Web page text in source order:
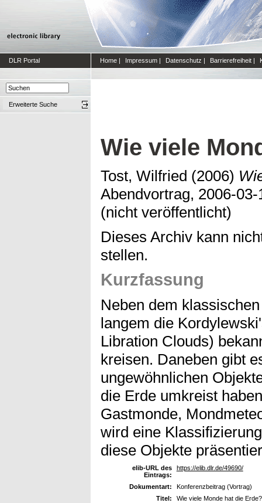
DLR Portal Home | Impressum | Datenschutz | Barrierefreiheit |
Erweiterte Suche
Wie viele
Tost, Wilfried (2006)
Abendvortrag, 2006-
(nicht veröffentlicht)
Dieses Archiv kann
stellen.
Kurzfassung
Neben dem
langem die
Libration Clouds)
kreisen. Daneben gibt
ungewöhnlichen
die Erde umkreist
Gastmonde,
wird eine
diese Objekte
elib-URL des
Eintrags:
https://elib.dlr.de/49690/
Dokumentart:
Konferenzbeitrag (Vortrag)
Titel:
Wie viele Monde hat die Erde?